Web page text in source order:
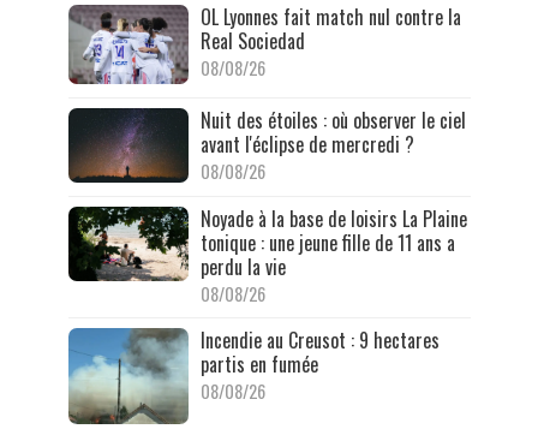
OL Lyonnes fait match nul contre la
Real Sociedad
08/08/26
Nuit des étoiles : où observer le ciel
avant l'éclipse de mercredi ?
08/08/26
Noyade à la base de loisirs La Plaine
tonique : une jeune fille de 11 ans a
perdu la vie
08/08/26
Incendie au Creusot : 9 hectares
partis en fumée
08/08/26